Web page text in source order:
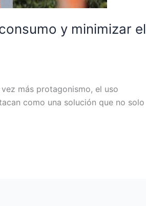
y minimizar el
más protagonismo, el uso
como una solución que no solo